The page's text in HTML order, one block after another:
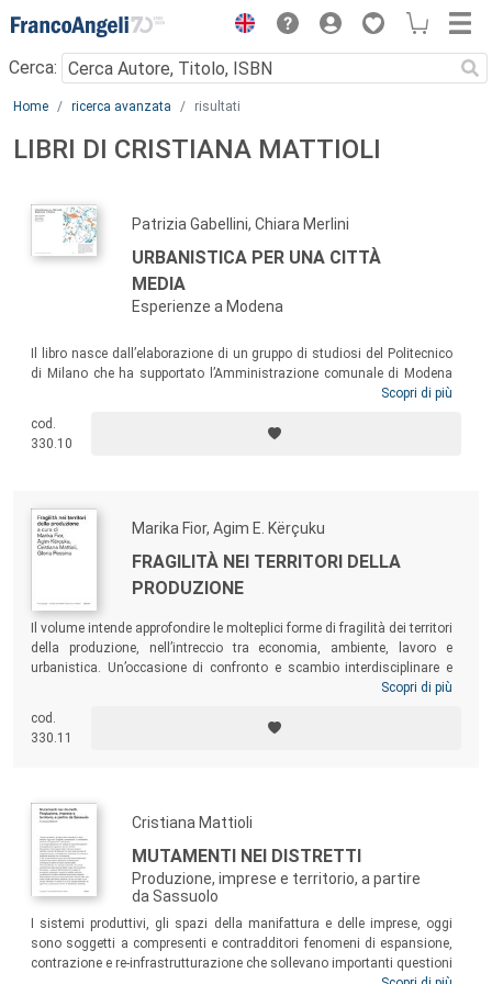
Menu
Cerca:
Main content
Home ricerca avanzata risultati
LIBRI DI CRISTIANA MATTIOLI
Patrizia Gabellini, Chiara Merlini
URBANISTICA PER UNA CITTÀ
MEDIA
Esperienze a Modena
Il libro nasce dall’elaborazione di un gruppo di studiosi del Politecnico
di Milano che ha supportato l’Amministrazione comunale di Modena
nella costruzione degli Indirizzi per il nuovo piano urbanistico.
alcuni cambiamenti nel modo di fare urbanistica in Italia e di
intervenire in una città media dai tratti forti per la sua economia, il suo
Scopri di più
cod.
330.10
Marika Fior, Agim E. Kërçuku
FRAGILITÀ NEI TERRITORI DELLA
PRODUZIONE
Il volume intende approfondire le molteplici forme di fragilità dei territori
della produzione, nell’intreccio tra economia, ambiente, lavoro e
urbanistica. Un’occasione di confronto e scambio interdisciplinare e
operativo, che, a partire da alcuni casi specifici, intende porre questioni
azioni e politiche di intervento capaci di coniugare sostenibilità
ambientale, innovazione d’impresa e benessere sociale.
Scopri di più
cod.
330.11
Cristiana Mattioli
MUTAMENTI NEI DISTRETTI
Produzione, imprese e territorio, a partire
da Sassuolo
I sistemi produttivi, gli spazi della manifattura e delle imprese, oggi
sono soggetti a compresenti e contradditori fenomeni di espansione,
contrazione e re-infrastrutturazione che sollevano importanti questioni